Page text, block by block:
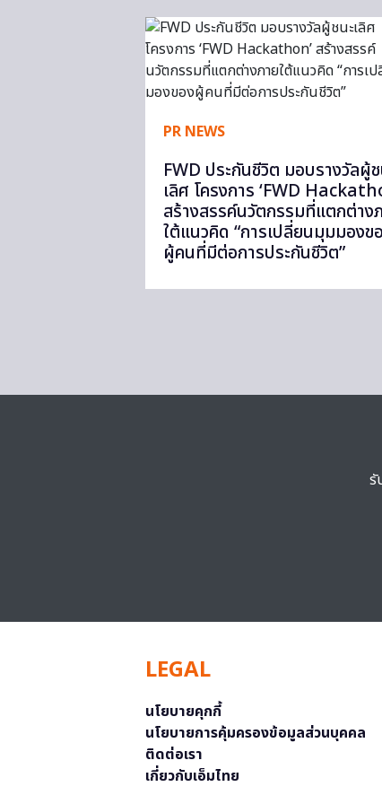
PR NEWS
FWD ประกันชีวิต มอบรางวัลผู้
เลิศ โครงการ ‘FWD
สร้างสรรค์นวัตกรรมที่แตกต่าง
ใต้แนวคิด “การเปลี่ยนมุมมองข
ผู้คนที่มีต่อการประกันชีวิต”
รั
LEGAL
นโยบายคุกกี้
นโยบายการคุ้มครองข้อมูลส่วนบุคคล
ติดต่อเรา
เกี่ยวกับเอ็มไทย